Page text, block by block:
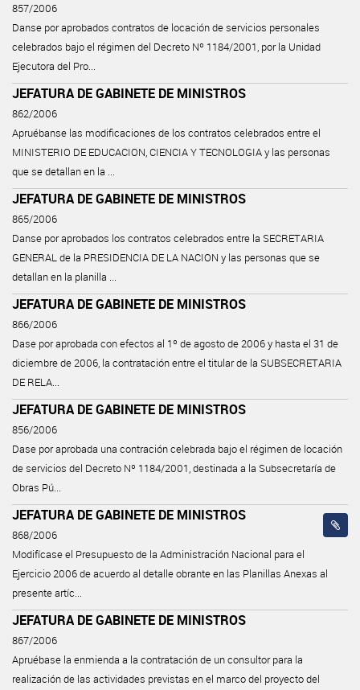
857/2006
Danse por aprobados contratos de locación de servicios personales
celebrados bajo el régimen del Decreto Nº 1184/2001, por la Unidad
Ejecutora del Pro...
JEFATURA DE GABINETE DE MINISTROS
862/2006
Apruébanse las modificaciones de los contratos celebrados entre el
MINISTERIO DE EDUCACION, CIENCIA Y TECNOLOGIA y las personas
que se detallan en la ...
JEFATURA DE GABINETE DE MINISTROS
865/2006
Danse por aprobados los contratos celebrados entre la SECRETARIA
GENERAL de la PRESIDENCIA DE LA NACION y las personas que se
detallan en la planilla ...
JEFATURA DE GABINETE DE MINISTROS
866/2006
Dase por aprobada con efectos al 1º de agosto de 2006 y hasta el 31 de
diciembre de 2006, la contratación entre el titular de la SUBSECRETARIA
DE RELA...
JEFATURA DE GABINETE DE MINISTROS
856/2006
Dase por aprobada una contración celebrada bajo el régimen de locación
de servicios del Decreto Nº 1184/2001, destinada a la Subsecretaría de
Obras Pú...
JEFATURA DE GABINETE DE MINISTROS
868/2006
Modifícase el Presupuesto de la Administración Nacional para el
Ejercicio 2006 de acuerdo al detalle obrante en las Planillas Anexas al
presente artíc...
JEFATURA DE GABINETE DE MINISTROS
867/2006
Apruébase la enmienda a la contratación de un consultor para la
realización de las actividades previstas en el marco del proyecto del